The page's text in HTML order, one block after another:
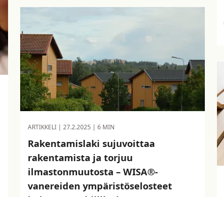
ARTIKKELI | 27.2.2025 | 6 MIN
Rakentamislaki sujuvoittaa
rakentamista ja torjuu
ilmastonmuutosta – WISA®-
vanereiden ympäristöselosteet